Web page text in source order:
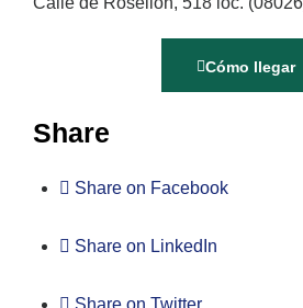
Cómo llegar
Share
Share on Facebook
Share on LinkedIn
Share on Twitter